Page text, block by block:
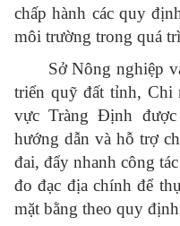
chấp hành các quy
môi trường trong quá
Sở Nông nghiệp
triển quỹ đất tỉnh, Chi
vực Tràng Định
hướng dẫn và hỗ trợ
đai, đẩy nhanh công
đo đạc địa chính để
mặt bằng theo quy